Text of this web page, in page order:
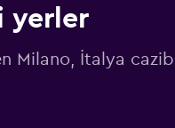
yerler
Milano, İtalya